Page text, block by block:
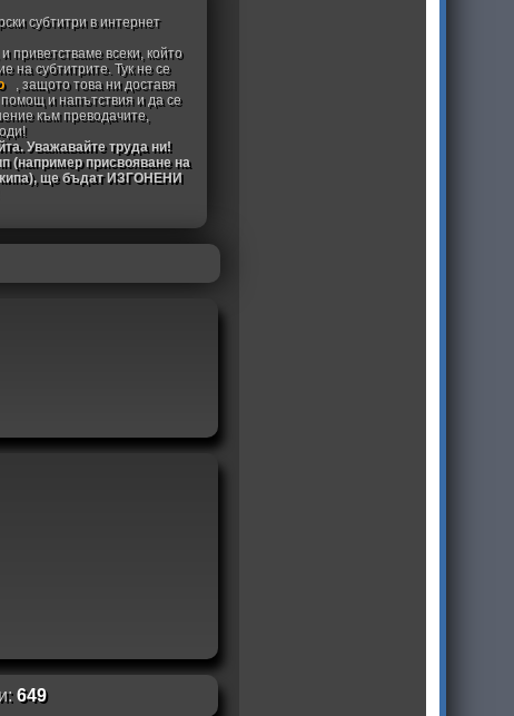
субтитри в интернет
всеки, който
на субтитрите. Тук не се
, защото това ни доставя
помощ и напътствия и да се
към преводачите,
Уважавайте труда ни!
(например присвояване на
ще бъдат ИЗГОНЕНИ
649